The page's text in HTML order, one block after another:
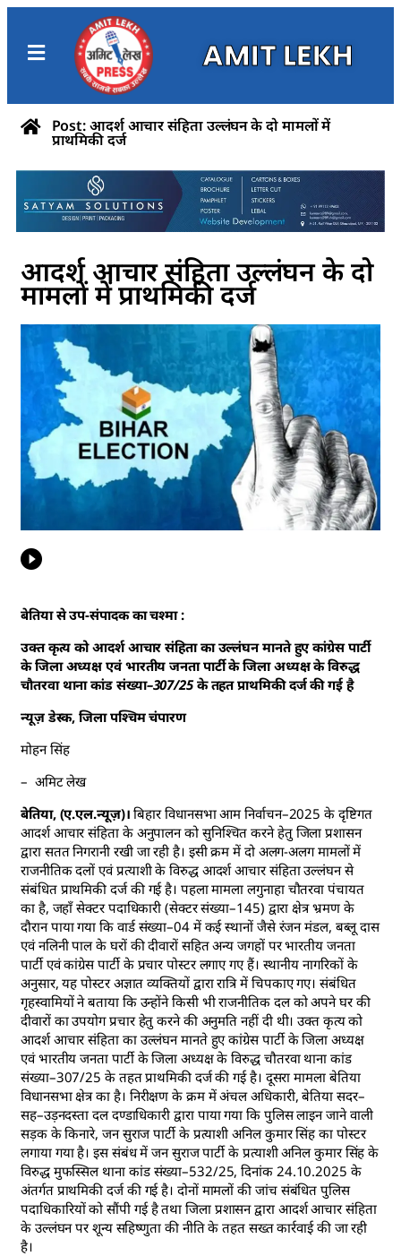
AMIT LEKH
Post: आदर्श आचार संहिता उल्लंघन के दो मामलों में
प्राथमिकी दर्ज
आदर्श आचार संहिता उल्लंघन के दो
मामलों में प्राथमिकी दर्ज
बेतिया से उप-संपादक का चश्मा :
उक्त कृत्य को आदर्श आचार संहिता का उल्लंघन मानते हुए कांग्रेस पार्टी
के जिला अध्यक्ष एवं भारतीय जनता पार्टी के जिला अध्यक्ष के विरुद्ध
चौतरवा थाना कांड संख्या–307/25 के तहत प्राथमिकी दर्ज की गई है
न्यूज़ डेस्क, जिला पश्चिम चंपारण
मोहन सिंह
– अमिट लेख
बेतिया, (ए.एल.न्यूज़)। बिहार विधानसभा आम निर्वाचन–2025 के दृष्टिगत
आदर्श आचार संहिता के अनुपालन को सुनिश्चित करने हेतु जिला प्रशासन
द्वारा सतत निगरानी रखी जा रही है। इसी क्रम में दो अलग-अलग मामलों में
राजनीतिक दलों एवं प्रत्याशी के विरुद्ध आदर्श आचार संहिता उल्लंघन से
संबंधित प्राथमिकी दर्ज की गई है। पहला मामला लगुनाहा चौतरवा पंचायत
का है, जहाँ सेक्टर पदाधिकारी (सेक्टर संख्या–145) द्वारा क्षेत्र भ्रमण के
दौरान पाया गया कि वार्ड संख्या–04 में कई स्थानों जैसे रंजन मंडल, बब्लू दास
एवं नलिनी पाल के घरों की दीवारों सहित अन्य जगहों पर भारतीय जनता
पार्टी एवं कांग्रेस पार्टी के प्रचार पोस्टर लगाए गए हैं। स्थानीय नागरिकों के
अनुसार, यह पोस्टर अज्ञात व्यक्तियों द्वारा रात्रि में चिपकाए गए। संबंधित
गृहस्वामियों ने बताया कि उन्होंने किसी भी राजनीतिक दल को अपने घर की
दीवारों का उपयोग प्रचार हेतु करने की अनुमति नहीं दी थी। उक्त कृत्य को
आदर्श आचार संहिता का उल्लंघन मानते हुए कांग्रेस पार्टी के जिला अध्यक्ष
एवं भारतीय जनता पार्टी के जिला अध्यक्ष के विरुद्ध चौतरवा थाना कांड
संख्या–307/25 के तहत प्राथमिकी दर्ज की गई है। दूसरा मामला बेतिया
विधानसभा क्षेत्र का है। निरीक्षण के क्रम में अंचल अधिकारी, बेतिया सदर–
सह–उड़नदस्ता दल दण्डाधिकारी द्वारा पाया गया कि पुलिस लाइन जाने वाली
सड़क के किनारे, जन सुराज पार्टी के प्रत्याशी अनिल कुमार सिंह का पोस्टर
लगाया गया है। इस संबंध में जन सुराज पार्टी के प्रत्याशी अनिल कुमार सिंह के
विरुद्ध मुफस्सिल थाना कांड संख्या–532/25, दिनांक 24.10.2025 के
अंतर्गत प्राथमिकी दर्ज की गई है। दोनों मामलों की जांच संबंधित पुलिस
पदाधिकारियों को सौंपी गई है तथा जिला प्रशासन द्वारा आदर्श आचार संहिता
के उल्लंघन पर शून्य सहिष्णुता की नीति के तहत सख्त कार्रवाई की जा रही
है।